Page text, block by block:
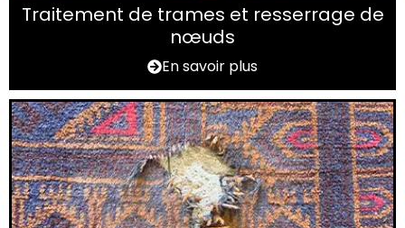
Traitement de trames et resserrage de
nœuds
En savoir plus